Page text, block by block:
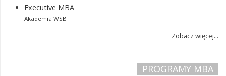
Executive MBA
Akademia WSB
Zobacz więcej...
PROGRAMY MBA